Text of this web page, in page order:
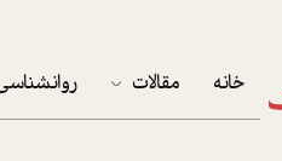
خانه مقالات